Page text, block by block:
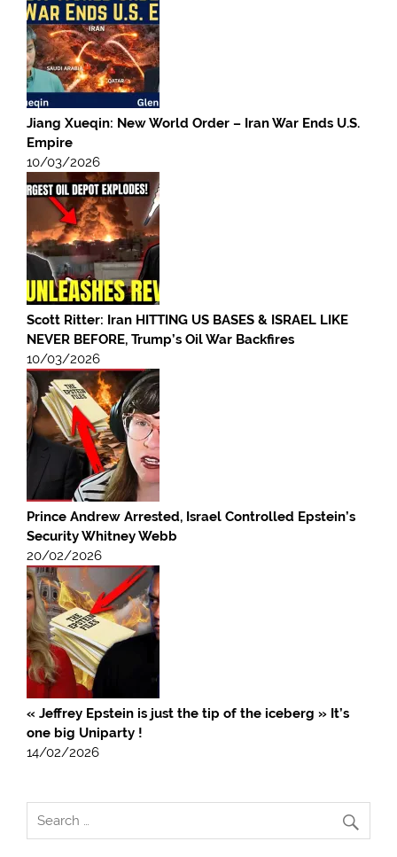
Jiang Xueqin: New World Order – Iran War Ends U.S.
Empire
10/03/2026
Scott Ritter: Iran HITTING US BASES & ISRAEL LIKE
NEVER BEFORE, Trump’s Oil War Backfires
10/03/2026
Prince Andrew Arrested, Israel Controlled Epstein’s
Security Whitney Webb
20/02/2026
« Jeffrey Epstein is just the tip of the iceberg » It’s
one big Uniparty !
14/02/2026